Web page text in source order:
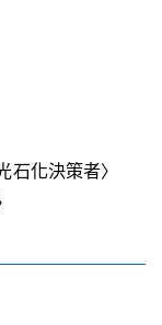
石化決策者〉